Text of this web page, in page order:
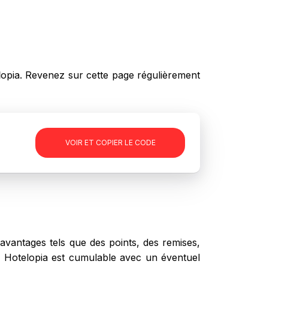
Revenez sur cette page régulièrement
VOIR ET COPIER LE CODE
ce
tels que des points, des remises,
est cumulable avec un éventuel